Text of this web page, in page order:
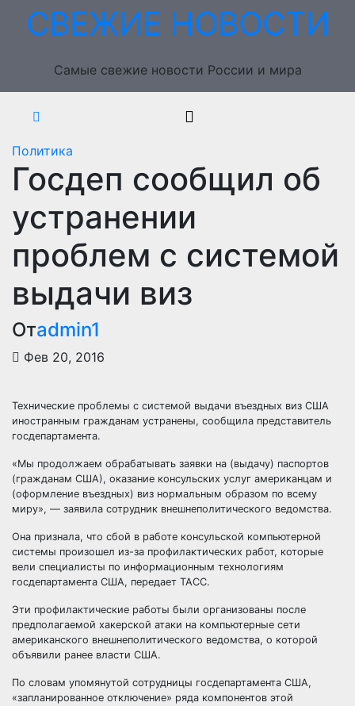
ПерейтиСВЕЖИЕ НОВОСТИ
Самые свежие новости России и мира
Политика
Госдеп сообщил об
устранении
проблем с системой
выдачи виз
Отadmin1
Фев 20, 2016
Технические проблемы с системой выдачи въездных виз США
иностранным гражданам устранены, сообщила представитель
госдепартамента.
«Мы продолжаем обрабатывать заявки на (выдачу) паспортов
(гражданам США), оказание консульских услуг американцам и
(оформление въездных) виз нормальным образом по всему
миру», — заявила сотрудник внешнеполитического ведомства.
Она признала, что сбой в работе консульской компьютерной
системы произошел из-за профилактических работ, которые
вели специалисты по информационным технологиям
госдепартамента США, передает ТАСС.
Эти профилактические работы были организованы после
предполагаемой хакерской атаки на компьютерные сети
американского внешнеполитического ведомства, о которой
объявили ранее власти США.
По словам упомянутой сотрудницы госдепартамента США,
«запланированное отключение» ряда компонентов этой